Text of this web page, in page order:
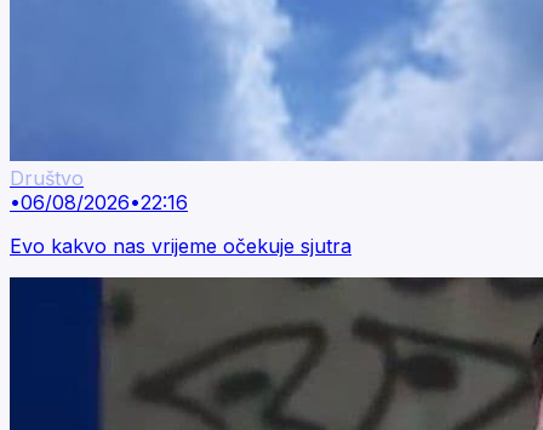
Društvo
•06/08/2026•22:16
Evo kakvo nas vrijeme očekuje sjutra